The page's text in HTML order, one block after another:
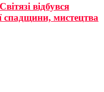
відбувся
спадщини, мистецтва